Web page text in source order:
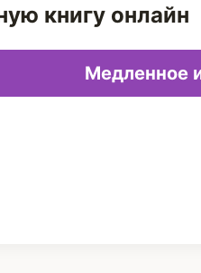
книгу онлайн
Медленное